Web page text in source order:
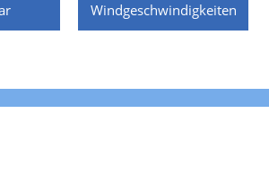
Windgeschwindigkeiten